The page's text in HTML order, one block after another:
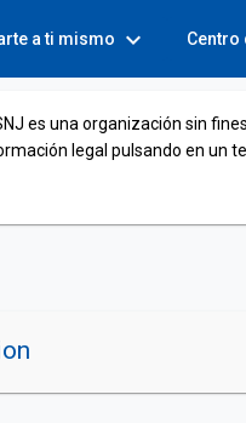
a ti mismo expand_more Centro
es una organización sin
legal pulsando en un